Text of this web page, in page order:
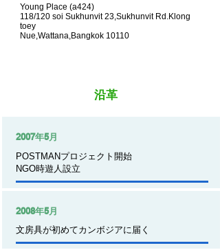
Young Place (a424)
118/120 soi Sukhunvit 23,Sukhunvit Rd.Klong
toey
Nue,Wattana,Bangkok 10110
​沿革
​2007年5月
POSTMANプロジェクト開始
​NGO時遊人設立
2008年5月
文房具が初めてカンボジアに届く